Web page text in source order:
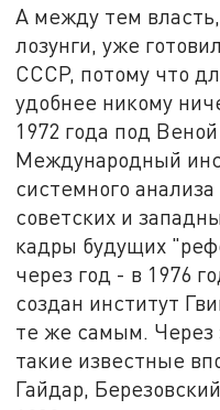
А между тем
лозунги, уже
СССР, потому что
удобнее никому
1972 года под
Международный
системного
советских и
кадры будущих
через год - в 1976
создан институт
те же самым. Через
такие известные
Гайдар,